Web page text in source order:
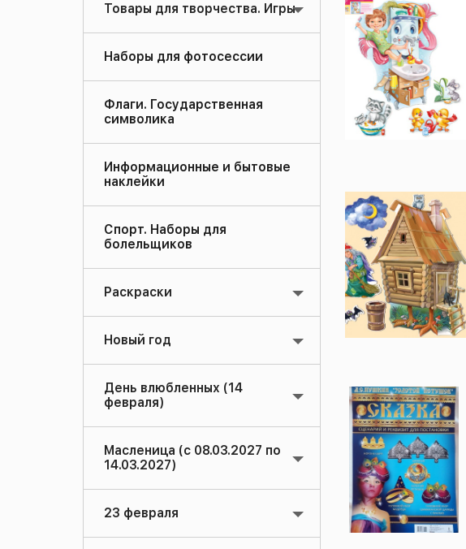
Товары для творчества. Игры
Наборы для фотосессии
Флаги. Государственная
символика
Информационные и бытовые
наклейки
Спорт. Наборы для
болельщиков
Раскраски
Новый год
День влюбленных (14
февраля)
Масленица (с 08.03.2027 по
14.03.2027)
23 февраля